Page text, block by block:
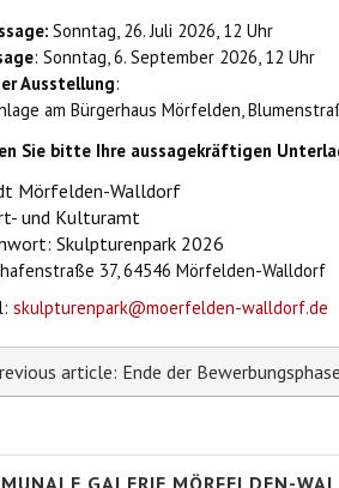
: Sonntag, 26. Juli 2026, 12 Uhr
: Sonntag, 6. September 2026, 12 Uhr
Ausstellung:
am Bürgerhaus Mörfelden,
Sie bitte Ihre aussagekräftigen
Mörfelden-Walldorf
und Kulturamt
Skulpturenpark 2026
37, 64546 Mörfelden-Walldorf
skulpturenpark@moerfelden-walldorf.de
article: Ende der
GALERIE MÖRFELDEN-